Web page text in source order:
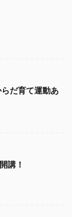
だ育て運動あ
講！